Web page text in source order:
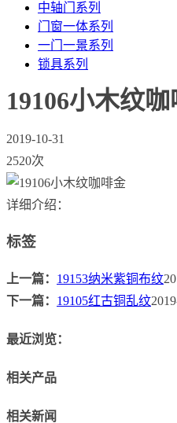
中轴门系列
门窗一体系列
一门一景系列
锁具系列
19106小木纹
2019-10-31
2520次
详细介绍：
标签
上一篇： 19153纳米紫铜布纹
下一篇： 19105红古铜乱纹
最近浏览：
相关产品
相关新闻